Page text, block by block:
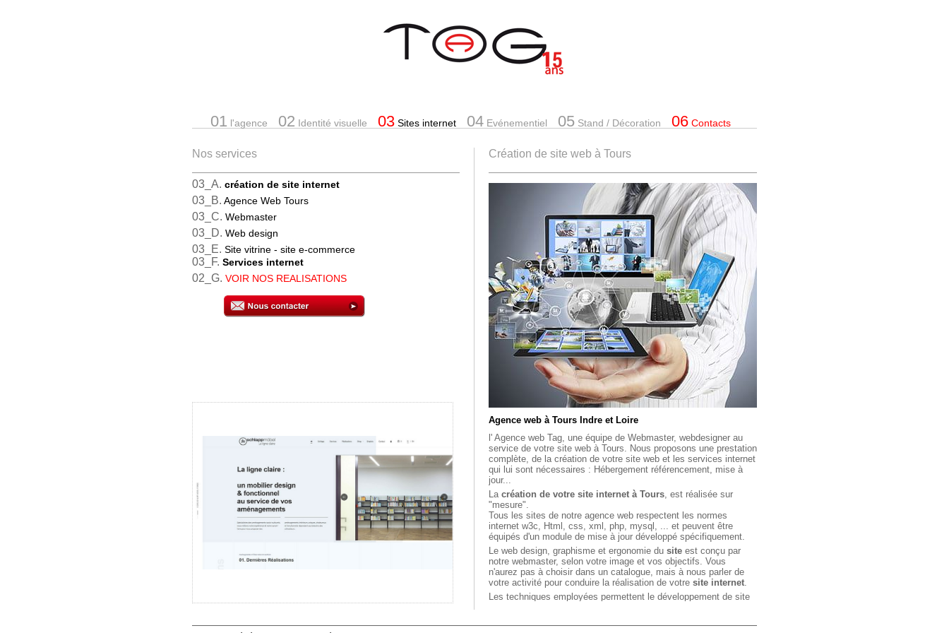
01 l'agence 02 Identité visuelle 03Sites internet 04Evénementiel 05Stand / Décoration 06Contacts
Nos services
03_A. création de site internet
03_B. Agence Web Tours
03_C. Webmaster
03_D. Web design
03_E. Site vitrine - site e-commerce
03_F. Services internet
02_G. VOIR NOS REALISATIONS
Création de site web à Tours
Agence web à Tours Indre et Loire
l' Agence web Tag, une équipe de Webmaster, webdesigner au
service de votre site web à Tours. Nous proposons une prestation
complète, de la création de votre site web et les services internet
qui lui sont nécessaires : Hébergement référencement, mise à
jour...
La création de votre site internet à Tours , est réalisée sur
"mesure".
Tous les sites de notre agence web respectent les normes
internet w3c, Html, css, xml, php, mysql, ... et peuvent être
équipés d'un module de mise à jour développé spécifiquement.
Le web design, graphisme et ergonomie du site est conçu par
notre webmaster, selon votre image et vos objectifs. Vous
n'aurez pas à choisir dans un catalogue, mais à nous parler de
votre activité pour conduire la réalisation de votre site internet
Les techniques employées permettent le développement de site
extranet.